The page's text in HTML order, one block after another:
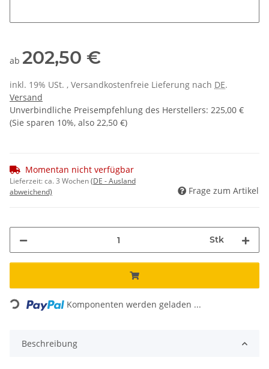
ab 202,50 €
inkl. 19% USt. , Versandkostenfreie Lieferung nach DE.
Versand
Unverbindliche Preisempfehlung des Herstellers: 225,00 €
(Sie sparen 10%, also 22,50 €)
Momentan nicht verfügbar
Lieferzeit:ca. 3 Wochen(DE - Ausland
abweichend)
Frage zum Artikel
Stk
Loading... Komponenten werden geladen ...
Beschreibung